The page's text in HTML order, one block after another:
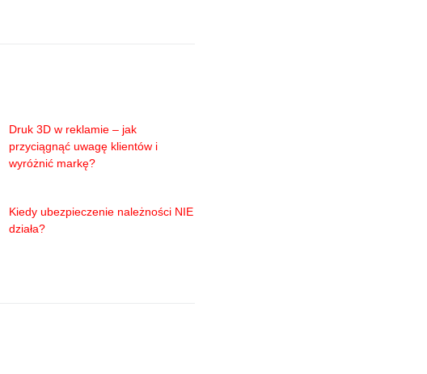
Druk 3D w reklamie – jak
przyciągnąć uwagę klientów i
wyróżnić markę?
Kiedy ubezpieczenie należności NIE
działa?